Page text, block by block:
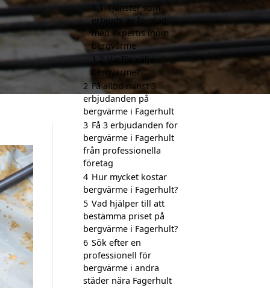
1.1 Tjänster som
erbjuds av företag
med expertis inom
bergvärme
1.2 Varför välja
bergvärme?
2 Få alltid minst 3
erbjudanden på
bergvärme i Fagerhult
3 Få 3 erbjudanden för
bergvärme i Fagerhult
från professionella
företag
4 Hur mycket kostar
bergvärme i Fagerhult?
5 Vad hjälper till att
bestämma priset på
bergvärme i Fagerhult?
6 Sök efter en
professionell för
bergvärme i andra
städer nära Fagerhult